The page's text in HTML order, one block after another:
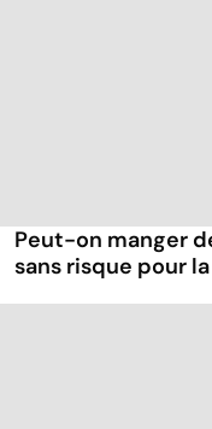
Peut-on manger
sans risque pour